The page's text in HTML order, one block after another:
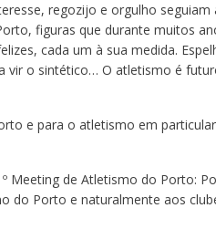
regozijo e orgulho seguiam
figuras que durante muitos
cada um à sua medida.
vir o sintético… O atletismo é
e para o atletismo em
Meeting de Atletismo do Porto:
do Porto e naturalmente aos